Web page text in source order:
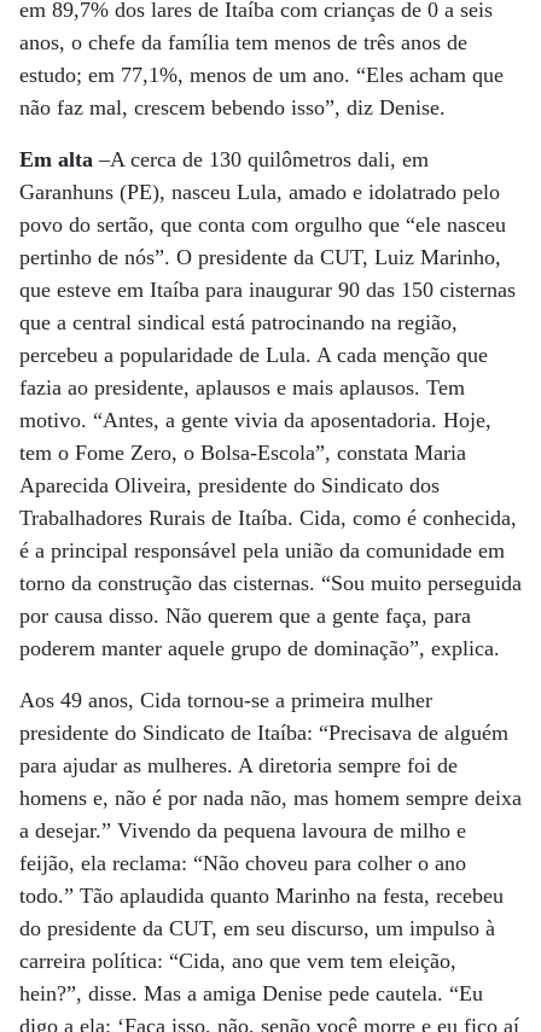
em 89,7% dos lares de Itaíba com crianças de 0 a seis
anos, o chefe da família tem menos de três anos de
estudo; em 77,1%, menos de um ano. “Eles acham que
não faz mal, crescem bebendo isso”, diz Denise.
Em alta–A cerca de 130 quilômetros dali, em
Garanhuns (PE), nasceu Lula, amado e idolatrado pelo
povo do sertão, que conta com orgulho que “ele nasceu
pertinho de nós”. O presidente da CUT, Luiz Marinho,
que esteve em Itaíba para inaugurar 90 das 150 cisternas
que a central sindical está patrocinando na região,
percebeu a popularidade de Lula. A cada menção que
fazia ao presidente, aplausos e mais aplausos. Tem
motivo. “Antes, a gente vivia da aposentadoria. Hoje,
tem o Fome Zero, o Bolsa-Escola”, constata Maria
Aparecida Oliveira, presidente do Sindicato dos
Trabalhadores Rurais de Itaíba. Cida, como é conhecida,
é a principal responsável pela união da comunidade em
torno da construção das cisternas. “Sou muito perseguida
por causa disso. Não querem que a gente faça, para
poderem manter aquele grupo de dominação”, explica.
Aos 49 anos, Cida tornou-se a primeira mulher
presidente do Sindicato de Itaíba: “Precisava de alguém
para ajudar as mulheres. A diretoria sempre foi de
homens e, não é por nada não, mas homem sempre deixa
a desejar.” Vivendo da pequena lavoura de milho e
feijão, ela reclama: “Não choveu para colher o ano
todo.” Tão aplaudida quanto Marinho na festa, recebeu
do presidente da CUT, em seu discurso, um impulso à
carreira política: “Cida, ano que vem tem eleição,
hein?”, disse. Mas a amiga Denise pede cautela. “Eu
digo a ela: ‘Faça isso, não, senão você morre e eu fico aí